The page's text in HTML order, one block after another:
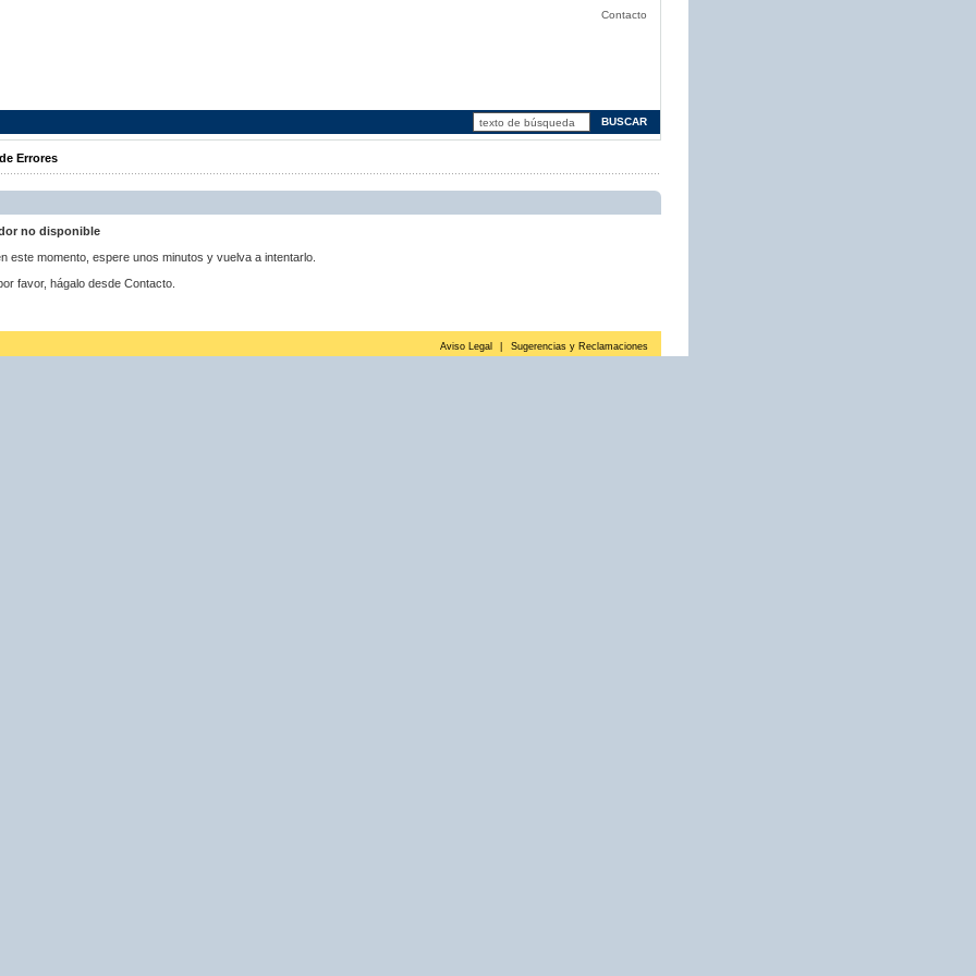
Contacto
Errores
no disponible
este momento, espere unos minutos y vuelva a intentarlo.
favor, hágalo desde Contacto.
Aviso Legal Sugerencias y Reclamaciones